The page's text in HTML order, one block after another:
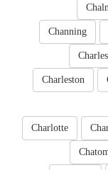
Channing
Charleston
Charlotte